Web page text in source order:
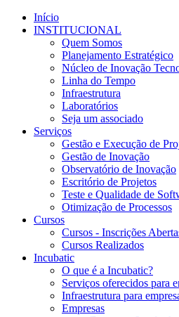
Início
INSTITUCIONAL
Quem Somos
Planejamento Estratégico
Núcleo de Inovação
Linha do Tempo
Infraestrutura
Laboratórios
Seja um associado
Serviços
Gestão e Execução de
Gestão de Inovação
Observatório de Inovação
Escritório de Projetos
Teste e Qualidade de
Otimização de Processos
Cursos
Cursos - Inscrições
Cursos Realizados
Incubatic
O que é a Incubatic?
Serviços oferecidos para
Infraestrutura para
Empresas